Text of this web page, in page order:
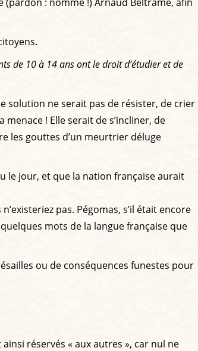
de 10 à 14 ans ont le droit d’étudier et de
solution ne serait pas de résister, de crier
! Elle serait de s’incliner, de
les gouttes d’un meurtrier déluge
le jour, et que la nation française aurait
pas. Pégomas, s’il était encore
mots de la langue française que
ou de conséquences funestes pour
réservés « aux autres », car nul ne